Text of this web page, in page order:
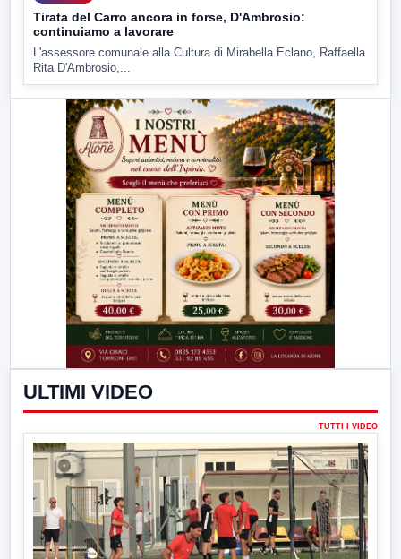
Tirata del Carro ancora in forse, D'Ambrosio:
continuiamo a lavorare
L'assessore comunale alla Cultura di Mirabella Eclano, Raffaella
Rita D'Ambrosio,...
ULTIMI VIDEO
TUTTI I VIDEO